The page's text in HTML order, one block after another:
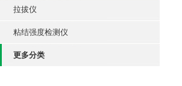
拉拔仪
粘结强度检测仪
更多分类